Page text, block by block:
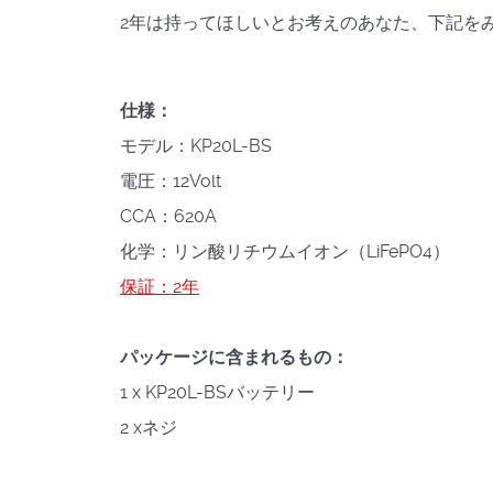
2年は持ってほしいとお考えのあなた、下記を
仕様：
モデル：KP20L-BS
電圧：12Volt
CCA：620A
化学：リン酸リチウムイオン（LiFePO4）
保証：2年
パッケージに含まれるもの：
1 x KP20L-BSバッテリー
2 xネジ